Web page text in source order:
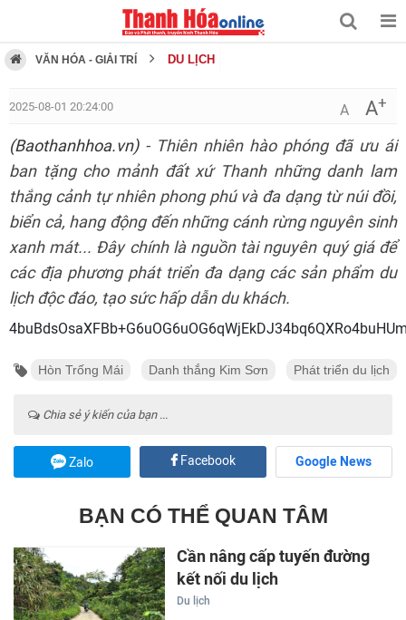
VĂN HÓA - GIẢI TRÍ DU LỊCH
2025-08-01 20:24:00 A A+
(Baothanhhoa.vn)- Thiên nhiên hào phóng đã ưu ái
ban tặng cho mảnh đất xứ Thanh những danh lam
thắng cảnh tự nhiên phong phú và đa dạng từ núi đồi,
biển cả, hang động đến những cánh rừng nguyên sinh
xanh mát... Đây chính là nguồn tài nguyên quý giá để
các địa phương phát triển đa dạng các sản phẩm du
lịch độc đáo, tạo sức hấp dẫn du khách.
Hòn Trống Mái Danh thắng Kim Sơn Phát triển du lịch
Chia sẻ ý kiến của bạn ...
Zalo Facebook Google News
BẠN CÓ THỂ QUAN TÂM
Cần nâng cấp tuyến đường
kết nối du lịch
Du lịch